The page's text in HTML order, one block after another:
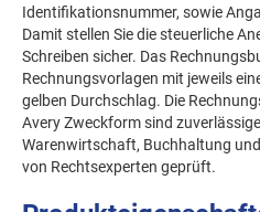
Identifikationsnummer, sowie
Damit stellen Sie die steuerliche
Schreiben sicher. Das
Rechnungsvorlagen mit jeweils
gelben Durchschlag. Die
Avery Zweckform sind
Warenwirtschaft, Buchhaltung
von Rechtsexperten geprüft.